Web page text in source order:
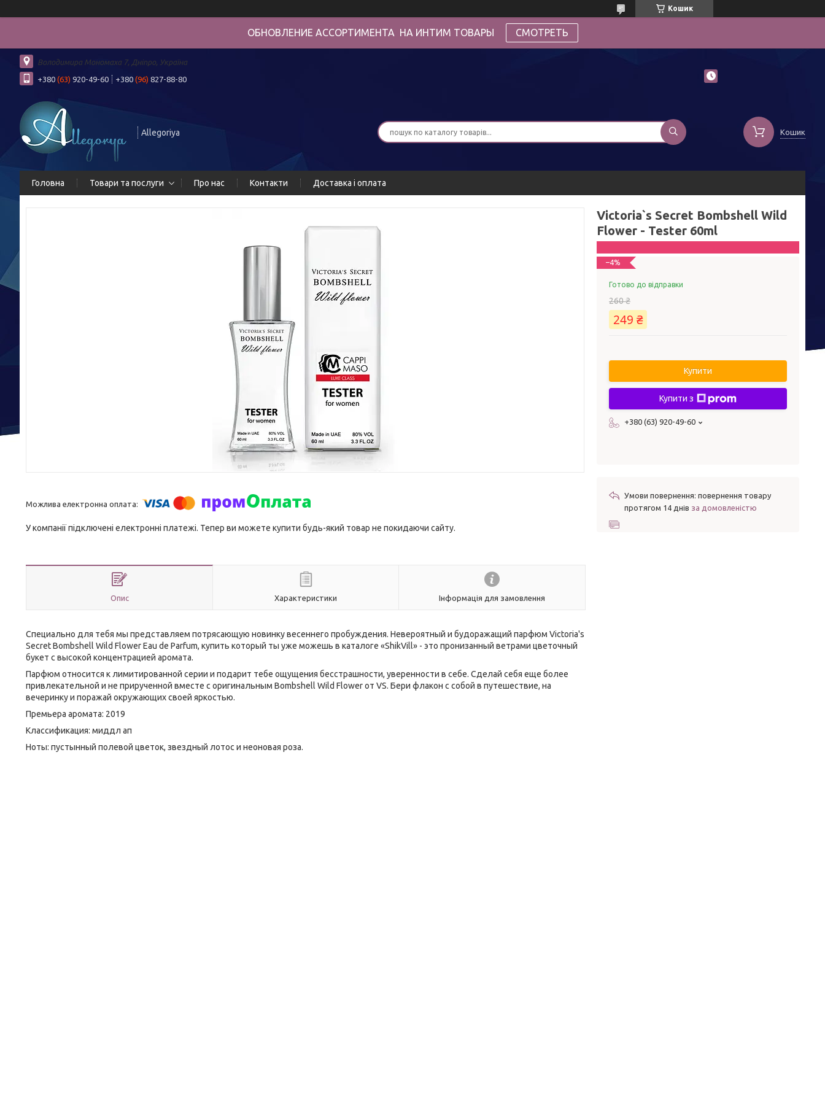
Кошик
ОБНОВЛЕНИЕ АССОРТИМЕНТА НА ИНТИМ ТОВАРЫ СМОТРЕТЬ
Володимира Мономаха 7, Дніпро, Україна
+380 (63) 920-49-60 +380 (96) 827-88-80
Allegoriya Кошик
Головна Товари та послуги Про нас Контакти Доставка і оплата
У компанії підключені електронні платежі. Тепер ви можете купити будь-який товар не покидаючи сайту.
Опис Характеристики Інформація для замовлення
Специально для тебя мы представляем потрясающую новинку весеннего пробуждения. Невероятный и будоражащий парфюм Victoria's
Secret Bombshell Wild Flower Eau de Parfum, купить который ты уже можешь в каталоге «ShikVill» - это пронизанный ветрами цветочный
букет с высокой концентрацией аромата.
Парфюм относится к лимитированной серии и подарит тебе ощущения бесстрашности, уверенности в себе. Сделай себя еще более
привлекательной и не прирученной вместе с оригинальным Bombshell Wild Flower от VS. Бери флакон с собой в путешествие, на
вечеринку и поражай окружающих своей яркостью.
Премьера аромата: 2019
Классификация: миддл ап
Ноты: пустынный полевой цветок, звездный лотос и неоновая роза.
Victoria`s Secret Bombshell Wild
Flower - Tester 60ml
–4%
Готово до відправки
260 ₴
249 ₴
Купити
Купити з
+380 (63) 920-49-60
повернення товару
протягом 14 днів за домовленістю